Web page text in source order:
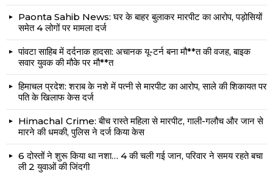
Paonta Sahib News: घर के बाहर बुलाकर मारपीट का आरोप, पड़ोसियों
समेत 4 लोगों पर मामला दर्ज
पांवटा साहिब में दर्दनाक हादसा: अचानक यू-टर्न बना मौ**त की वजह, बाइक
सवार युवक की मौके पर मौ**त
हिमाचल प्रदेश: शराब के नशे में पत्नी से मारपीट का आरोप, साले की शिकायत पर
पति के खिलाफ केस दर्ज
Himachal Crime: बीच रास्ते महिला से मारपीट, गाली-गलौच और जान से
मारने की धमकी, पुलिस ने दर्ज किया केस
6 दोस्तों ने शुरू किया था नशा… 4 की चली गई जान, परिवार ने समय रहते बचा
ली 2 युवाओं की जिंदगी